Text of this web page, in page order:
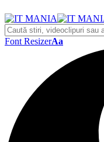
Font ResizerAa